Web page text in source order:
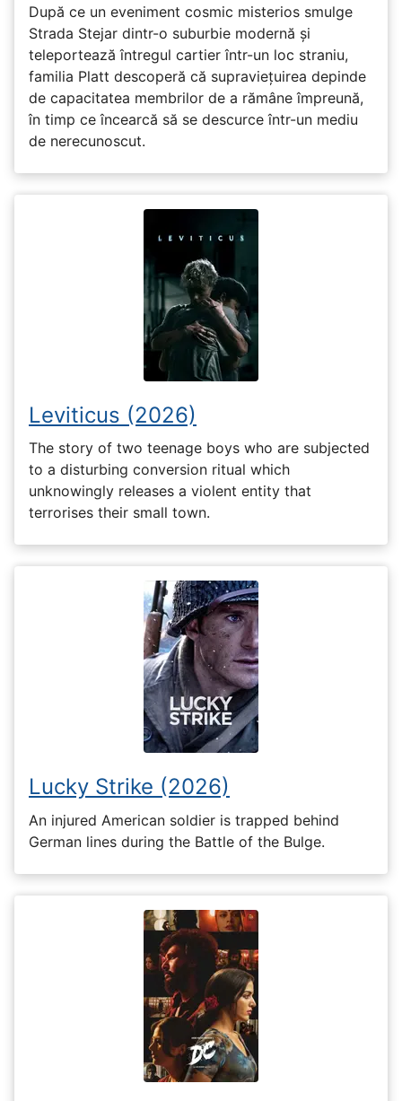
După ce un eveniment cosmic misterios smulge
Strada Stejar dintr-o suburbie modernă și
teleportează întregul cartier într-un loc straniu,
familia Platt descoperă că supraviețuirea depinde
de capacitatea membrilor de a rămâne împreună,
în timp ce încearcă să se descurce într-un mediu
de nerecunoscut.
Leviticus (2026)
The story of two teenage boys who are subjected
to a disturbing conversion ritual which
unknowingly releases a violent entity that
terrorises their small town.
Lucky Strike (2026)
An injured American soldier is trapped behind
German lines during the Battle of the Bulge.